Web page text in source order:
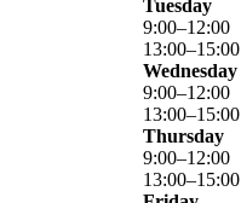
Tuesday
9:00–12:00
13:00–15:00
Wednesday
9:00–12:00
13:00–15:00
Thursday
9:00–12:00
13:00–15:00